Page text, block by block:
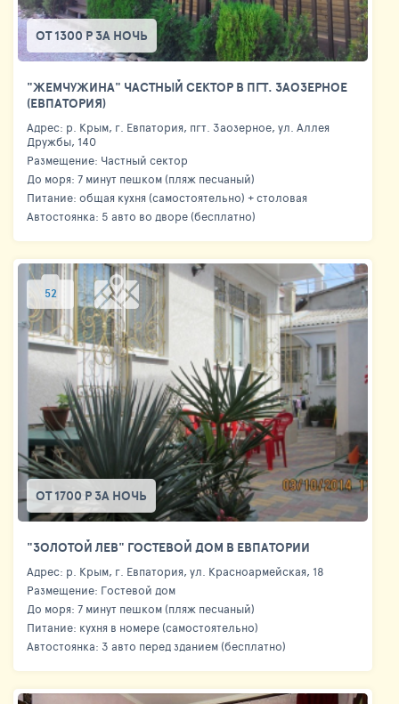
ОТ 1300 Р ЗА НОЧЬ
"ЖЕМЧУЖИНА" ЧАСТНЫЙ СЕКТОР В ПГТ. ЗАОЗЕРНОЕ
(ЕВПАТОРИЯ)
Адрес: р. Крым, г. Евпатория, пгт. Заозерное, ул. Аллея
Дружбы, 140
Размещение: Частный сектор
До моря: 7 минут пешком (пляж песчаный)
Питание: общая кухня (самостоятельно) + столовая
Автостоянка: 5 авто во дворе (бесплатно)
52
ОТ 1700 Р ЗА НОЧЬ
"ЗОЛОТОЙ ЛЕВ" ГОСТЕВОЙ ДОМ В ЕВПАТОРИИ
Адрес: р. Крым, г. Евпатория, ул. Красноармейская, 18
Размещение: Гостевой дом
До моря: 7 минут пешком (пляж песчаный)
Питание: кухня в номере (самостоятельно)
Автостоянка: 3 авто перед зданием (бесплатно)